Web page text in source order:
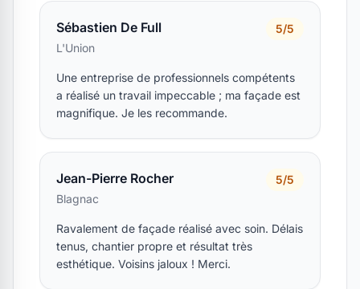
Sébastien De Full
L'Union
5/5
Une entreprise de professionnels compétents
a réalisé un travail impeccable ; ma façade est
magnifique. Je les recommande.
Jean-Pierre Rocher
Blagnac
5/5
Ravalement de façade réalisé avec soin. Délais
tenus, chantier propre et résultat très
esthétique. Voisins jaloux ! Merci.